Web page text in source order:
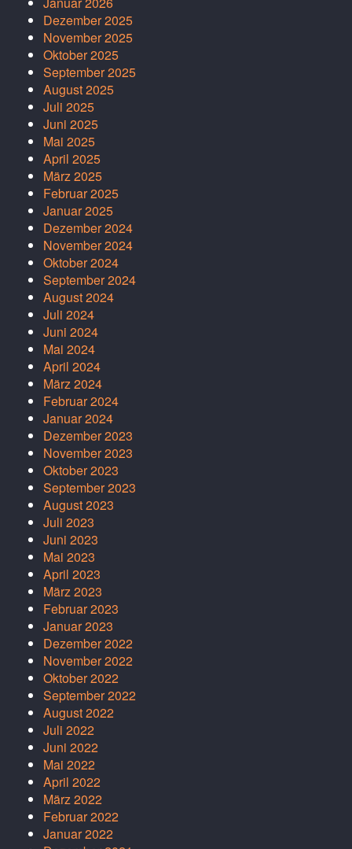
Dezember 2025
November 2025
Oktober 2025
September 2025
August 2025
Juli 2025
Juni 2025
Mai 2025
April 2025
März 2025
Februar 2025
Januar 2025
Dezember 2024
November 2024
Oktober 2024
September 2024
August 2024
Juli 2024
Juni 2024
Mai 2024
April 2024
März 2024
Februar 2024
Januar 2024
Dezember 2023
November 2023
Oktober 2023
September 2023
August 2023
Juli 2023
Juni 2023
Mai 2023
April 2023
März 2023
Februar 2023
Januar 2023
Dezember 2022
November 2022
Oktober 2022
September 2022
August 2022
Juli 2022
Juni 2022
Mai 2022
April 2022
März 2022
Februar 2022
Januar 2022